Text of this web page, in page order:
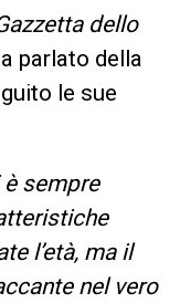
dello
parlato della
le sue
sempre
l’età, ma il
nel vero